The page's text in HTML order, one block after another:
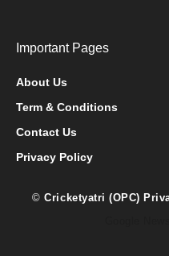
Important Pages
About Us
Term & Conditions
Contact Us
Privacy Policy
©Cricketyatri (OPC)